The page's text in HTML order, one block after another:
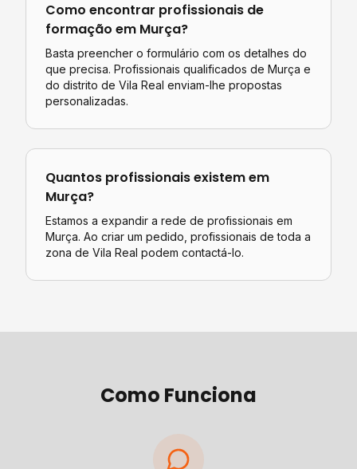
Como encontrar profissionais de
formação em Murça?
Basta preencher o formulário com os detalhes do
que precisa. Profissionais qualificados de Murça e
do distrito de Vila Real enviam-lhe propostas
personalizadas.
Quantos profissionais existem em
Murça?
Estamos a expandir a rede de profissionais em
Murça. Ao criar um pedido, profissionais de toda a
zona de Vila Real podem contactá-lo.
Como Funciona